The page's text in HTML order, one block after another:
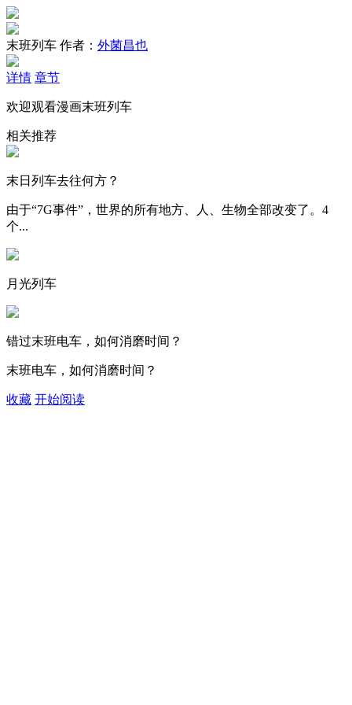
末班列车 作者： 外菌昌也
详情 章节
欢迎观看漫画末班列车
相关推荐
末日列车去往何方？
由于“7G事件”，世界的所有地方、人、生物全部改变了。4
个...
月光列车
错过末班电车，如何消磨时间？
末班电车，如何消磨时间？
收藏 开始阅读